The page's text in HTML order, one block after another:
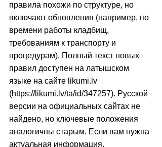
правила похожи по структуре, но
включают обновления (например, по
времени работы кладбищ,
требованиям к транспорту и
процедурам). Полный текст новых
правил доступен на латышском
языке на сайте likumi.lv
(https://likumi.lv/ta/id/347257). Русской
версии на официальных сайтах не
найдено, но ключевые положения
аналогичны старым. Если вам нужна
актуальная информация,